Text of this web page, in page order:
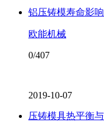
铝压铸模寿命影
欧能机械
0/407
2019-10-07
压铸模具热平衡